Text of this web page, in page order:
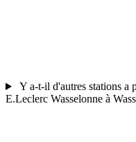
Y a-t-il d'autres stations a
E.Leclerc Wasselonne à